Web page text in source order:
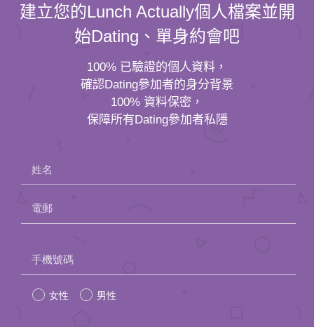
建立您的Lunch Actually個人檔案並開
始Dating、單身約會吧
100% 已驗證的個人資料，
確認Dating參加者的身分背景
100% 資料保密，
保障所有Dating參加者私隱
姓名
電郵
leave
this
手機號碼
女性 男性